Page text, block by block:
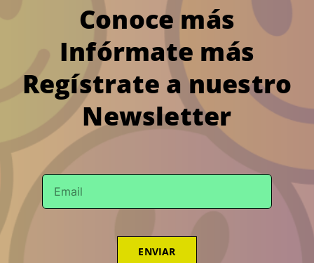
Conoce más
Infórmate más
Regístrate a nuestro
Newsletter
ENVIAR